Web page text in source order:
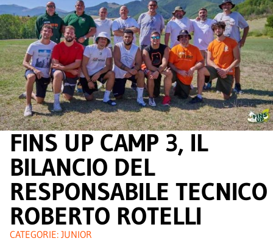
FINS UP CAMP 3, IL
BILANCIO DEL
RESPONSABILE TECNICO
ROBERTO ROTELLI
CATEGORIE: JUNIOR